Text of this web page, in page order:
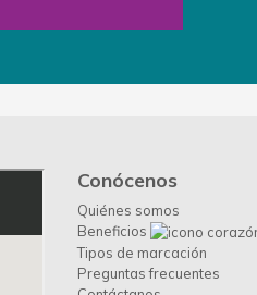
Conócenos
Quiénes somos
Beneficios
Tipos de marcación
Preguntas frecuentes